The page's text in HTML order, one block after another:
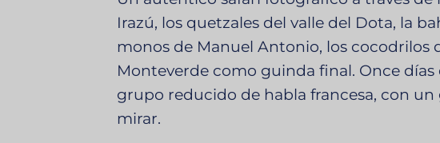
Irazú, los quetzales del valle del Dota, la
monos de Manuel Antonio, los cocodrilos
Monteverde como guinda final. Once
grupo reducido de habla francesa, con
mirar.